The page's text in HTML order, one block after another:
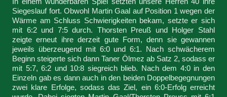
Siegeslauf fort. Obwohl Martin Gaal auf Position 1 wegen der
Wärme am Schluss Schwierigkeiten bekam, setzte er sich
mit 6:2 und 7:5 durch. Thorsten Preuß und Holger Stahl
zeigte erneut ihre derzeit gute Form, denn sie gewannen
jeweils überzeugend mit 6:0 und 6:1. Nach schwächerem
Beginn steigerte sich dann Taner Ölmez ab Satz 2, sodass er
mit 5:7, 6:2 und 10:8 siegreich blieb. Nach dem 4:0 in den
Einzeln gab es dann auch in den beiden Doppelbegegnungen
zwei klare Erfolge, sodass das Ziel, ein 6:0-Erfolg erreicht